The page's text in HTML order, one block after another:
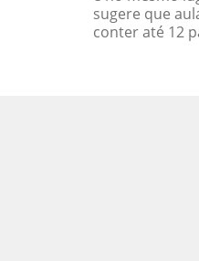
sugere que
conter até 12